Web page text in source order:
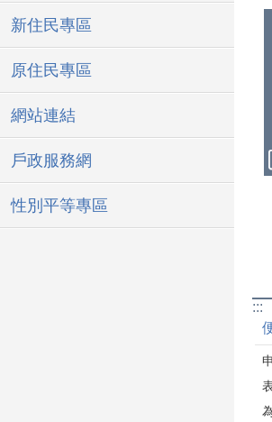
新住民專區
原住民專區
網站連結
戶政服務網
性別平等專區
:::